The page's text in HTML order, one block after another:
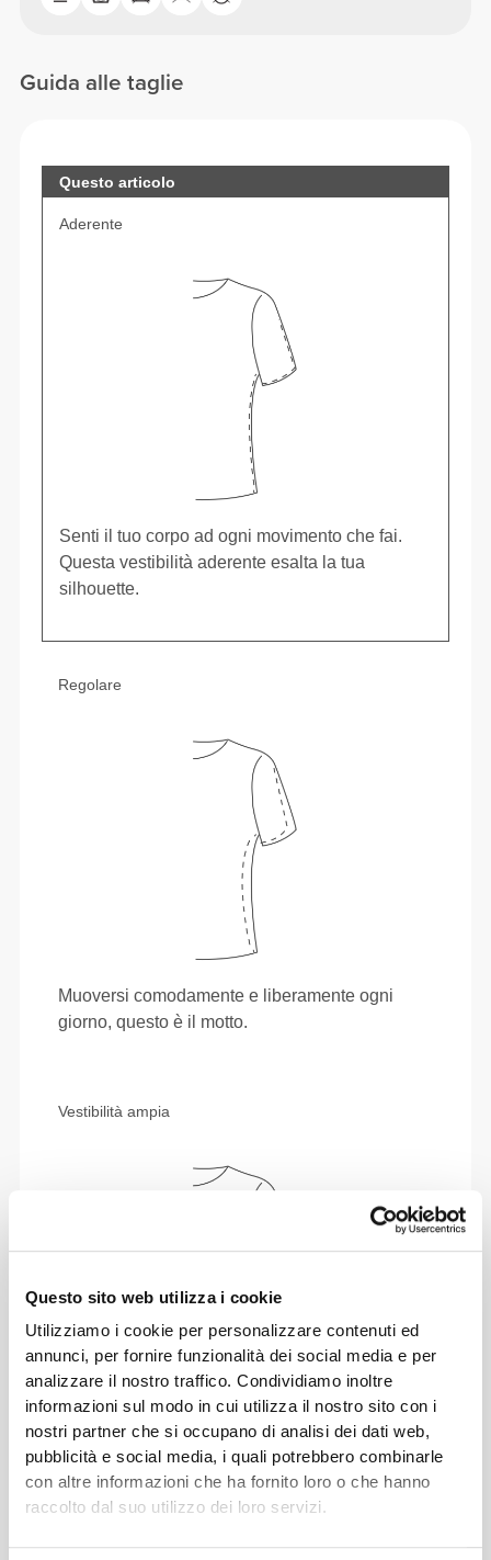
Questo sito web utilizza i cookie
Utilizziamo i cookie per personalizzare contenuti ed
annunci, per fornire funzionalità dei social media e per
analizzare il nostro traffico. Condividiamo inoltre
informazioni sul modo in cui utilizza il nostro sito con i
nostri partner che si occupano di analisi dei dati web,
pubblicità e social media, i quali potrebbero combinarle
con altre informazioni che ha fornito loro o che hanno
raccolto dal suo utilizzo dei loro servizi.
Guida alle taglie
Questo articolo
Aderente
Senti il tuo corpo ad ogni movimento che fai.
Questa vestibilità aderente esalta la tua
silhouette.
Regolare
Muoversi comodamente e liberamente ogni
giorno, questo è il motto.
Vestibilità ampia
Totale libertà di movimento. La tua vestibilità
comoda e rilassata per un look casual.
MISURE CORPOREE